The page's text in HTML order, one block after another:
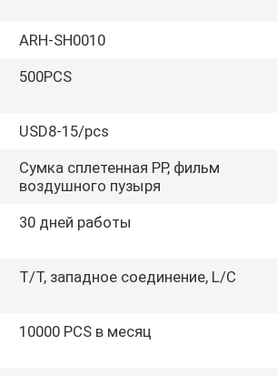
ARH-SH0010
500PCS
USD8-15/pcs
Сумка сплетенная PP, фильм
воздушного пузыря
30 дней работы
T/T, западное соединение, L/C
10000 PCS в месяц